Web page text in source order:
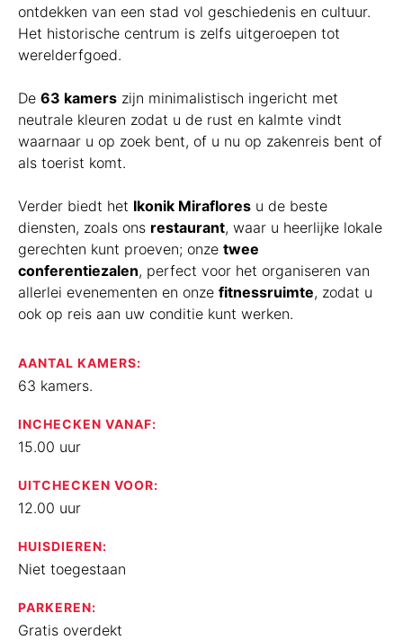
ontdekken van een stad vol geschiedenis en cultuur.
Het historische centrum is zelfs uitgeroepen tot
werelderfgoed.
De 63 kamers zijn minimalistisch ingericht met
neutrale kleuren zodat u de rust en kalmte vindt
waarnaar u op zoek bent, of u nu op zakenreis bent of
als toerist komt.
Verder biedt het Ikonik Miraflores u de beste
diensten, zoals ons restaurant, waar u heerlijke lokale
gerechten kunt proeven; onze twee
conferentiezalen, perfect voor het organiseren van
allerlei evenementen en onze fitnessruimte, zodat u
ook op reis aan uw conditie kunt werken.
AANTAL KAMERS:
63 kamers.
INCHECKEN VANAF:
15.00 uur
UITCHECKEN VOOR:
12.00 uur
HUISDIEREN:
Niet toegestaan
PARKEREN:
Gratis overdekt